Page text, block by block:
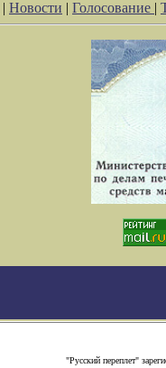
| Новости | Голосование |
"Русский переплет"